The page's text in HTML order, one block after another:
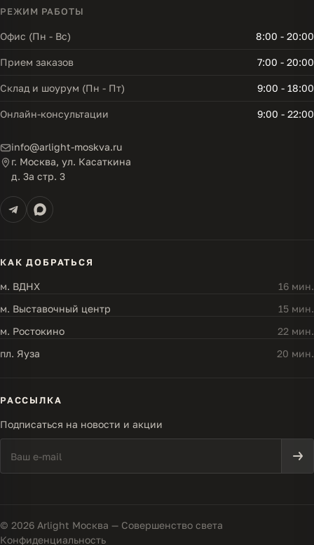
РЕЖИМ РАБОТЫ
Офис (Пн - Вс) 8:00 - 20:00
Прием заказов 7:00 - 20:00
Склад и шоурум (Пн - Пт) 9:00 - 18:00
Онлайн-консультации 9:00 - 22:00
info@arlight-moskva.ru
г. Москва, ул. Касаткина
д. 3а стр. 3
КАК ДОБРАТЬСЯ
м. ВДНХ
16 мин.
м. Выставочный центр
15 мин.
м. Ростокино
22 мин.
пл. Яуза
20 мин.
РАССЫЛКА
Подписаться на новости и акции
© 2026 Arlight Москва — Совершенство света
Конфиденциальность